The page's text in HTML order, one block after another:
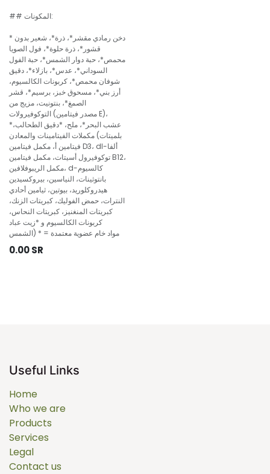
## المكونات:
* دخن رمادي مقشر*، ذرة*، شعير بدون
قشور*، ذرة حلوة*، فول الصويا
محمص*، حبة دوار الشمس*، حبة الفول
السوداني*، عدس*، بازلاء*، دقيق
شوفان محمص*، كربونات الكالسيوم،
أرز بني*، مسحوق خبز، برسيم*، قشر
الصمغ*، بنتونيت، مزيج من
التوكوفيرولات (مصدر فيتامين E)،
*عشب البحر*، ملح، *دقيق الطحالب،
مكملات الفيتامينات والمعادن (بلميتات
فيتامين أ، مكمل فيتامين D3، dl-ألفا
توكوفيرول أسيتات، مكمل فيتامين B12،
مكمل الريبوفلافين، d-كالسيوم
بانتوثينات، النياسين، بيروكسيدين
هيدروكلوريد، بيوتين، ثيامين أحادي
النترات، حمض الفوليك، كبريتات الزنك،
كبريتات المنغنيز، كبريتات النحاس،
كربونات الكالسيوم و *زيت عباد
الشمس) * = مواد خام عضوية معتمدة
0.00SR
Useful Links
Home
Who we are
Products
Services
Legal
Contact us